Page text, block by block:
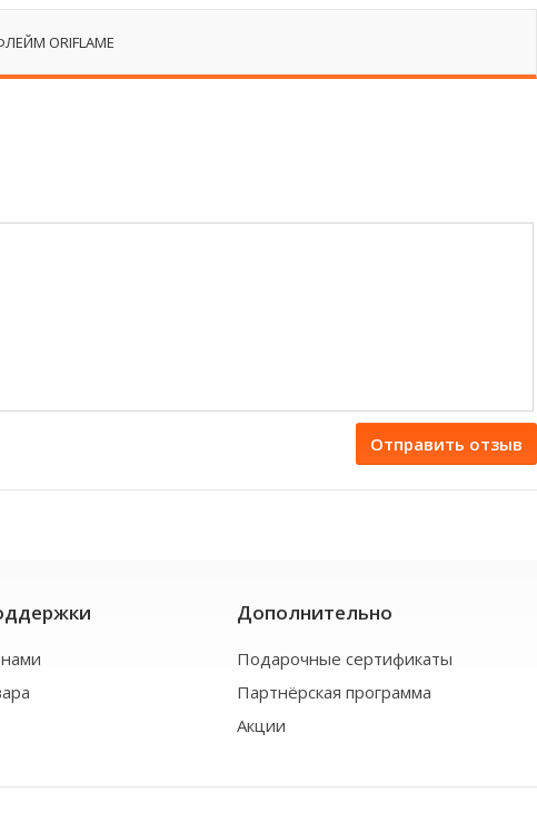
ORIFLAME
Отправить отзыв
Дополнительно
Подарочные сертификаты
Партнёрская программа
Акции